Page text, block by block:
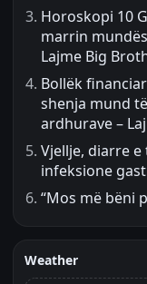
Horoskopi 10
marrin
Lajme Big
Bollëk
shenja mund
ardhurave –
Vjellje, diarre
infeksione
“Mos më bëni
Weather